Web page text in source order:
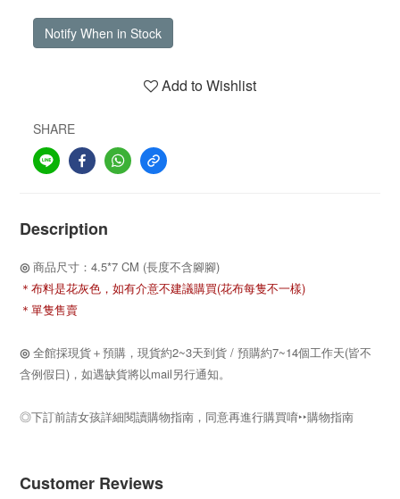
Notify When in Stock
Add to Wishlist
SHARE
Description
◎ 商品尺寸：4.5*7 CM (長度不含腳腳)
＊布料是花灰色，如有介意不建議購買(花布每隻不一樣)
＊單隻售賣
◎ 全館採現貨＋預購，現貨約2~3天到貨 / 預購約7~14個工作天(皆不
含例假日)，如遇缺貨將以mail另行通知。
◎下訂前請女孩詳細閱讀購物指南，同意再進行購買唷‣‣購物指南
Customer Reviews